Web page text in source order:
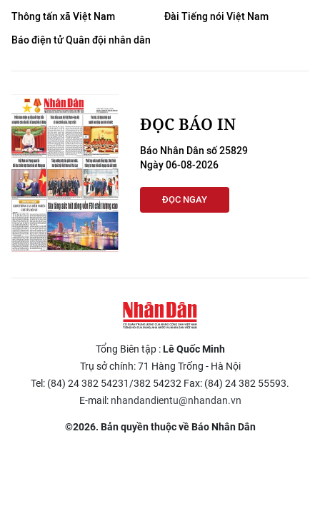
Thông tấn xã Việt Nam
Đài Tiếng nói Việt Nam
Báo điện tử Quân đội nhân dân
ĐỌC BÁO IN
Báo Nhân Dân số 25829
Ngày 06-08-2026
ĐỌC NGAY
Tổng Biên tập :Lê Quốc Minh
Trụ sở chính: 71 Hàng Trống - Hà Nội
Tel: (84) 24 382 54231/382 54232 Fax: (84) 24 382 55593.
E-mail: nhandandientu@nhandan.vn
©2026. Bản quyền thuộc về Báo Nhân Dân